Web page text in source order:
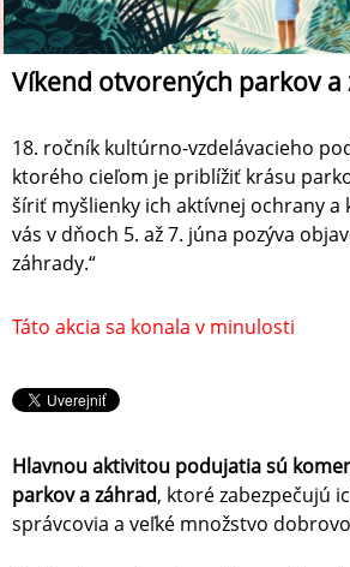
Víkend otvorených parkov a
18. ročník kultúrno-vzdelávacieho
ktorého cieľom je priblížiť krásu
šíriť myšlienky ich aktívnej ochrany a
vás v dňoch 5. až 7. júna pozýva
záhrady.“
Táto akcia sa konala v minulosti
Hlavnou aktivitou podujatia sú
parkov a záhrad, ktoré zabezpečujú
správcovia a veľké množstvo